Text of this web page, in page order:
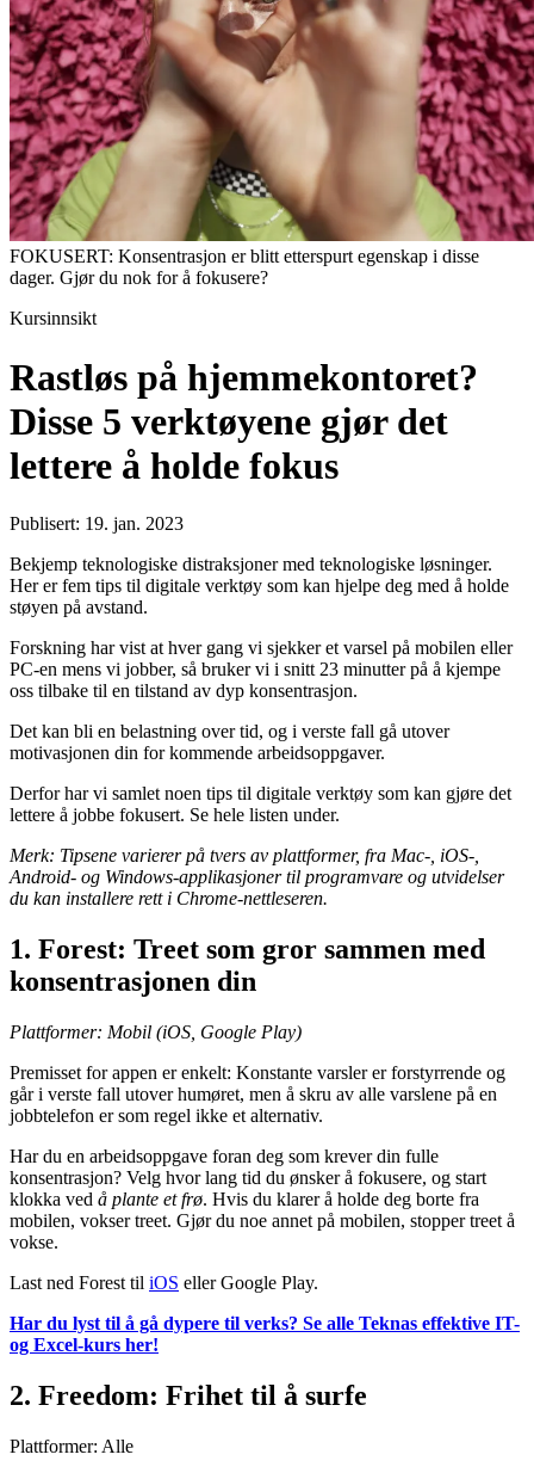
FOKUSERT: Konsentrasjon er blitt etterspurt egenskap i disse
dager. Gjør du nok for å fokusere?
Kursinnsikt
Rastløs på hjemmekontoret?
Disse 5 verktøyene gjør det
lettere å holde fokus
Publisert: 19. jan. 2023
Bekjemp teknologiske distraksjoner med teknologiske løsninger.
Her er fem tips til digitale verktøy som kan hjelpe deg med å holde
støyen på avstand.
Forskning har vist at hver gang vi sjekker et varsel på mobilen eller
PC-en mens vi jobber, så bruker vi i snitt 23 minutter på å kjempe
oss tilbake til en tilstand av dyp konsentrasjon.
Det kan bli en belastning over tid, og i verste fall gå utover
motivasjonen din for kommende arbeidsoppgaver.
Derfor har vi samlet noen tips til digitale verktøy som kan gjøre det
lettere å jobbe fokusert. Se hele listen under.
Merk: Tipsene varierer på tvers av plattformer, fra Mac-, iOS-,
Android- og Windows-applikasjoner til programvare og utvidelser
du kan installere rett i Chrome-nettleseren.
1. Forest: Treet som gror sammen med
konsentrasjonen din
Plattformer: Mobil (iOS, Google Play)
Premisset for appen er enkelt: Konstante varsler er forstyrrende og
går i verste fall utover humøret, men å skru av alle varslene på en
jobbtelefon er som regel ikke et alternativ.
Har du en arbeidsoppgave foran deg som krever din fulle
konsentrasjon? Velg hvor lang tid du ønsker å fokusere, og start
klokka ved å plante et frø. Hvis du klarer å holde deg borte fra
mobilen, vokser treet. Gjør du noe annet på mobilen, stopper treet å
vokse.
Last ned Forest til iOS eller Google Play.
Har du lyst til å gå dypere til verks? Se alle Teknas effektive IT-
og Excel-kurs her!
2. Freedom: Frihet til å surfe
Plattformer: Alle